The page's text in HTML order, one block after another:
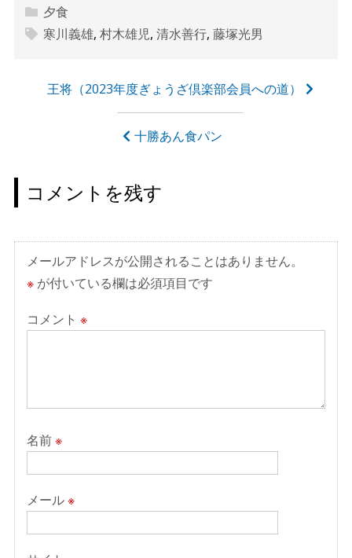
夕食
寒川義雄, 村木雄児, 清水善行, 藤塚光男
ゲ
ー
シ
ョ
ン
王将（2023年度ぎょうざ倶楽部会員への道）
十勝あん食パン
コメントを残す
メールアドレスが公開されることはありません。
※が付いている欄は必須項目です
コメント ※
名前※
メール※